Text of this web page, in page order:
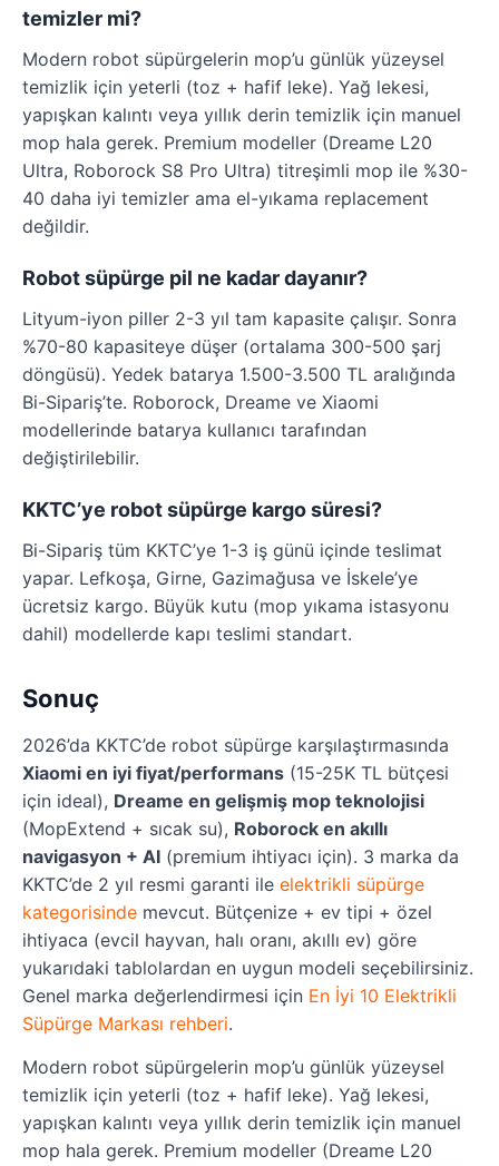
temizler mi?
Modern robot süpürgelerin mop’u günlük yüzeysel
temizlik için yeterli (toz + hafif leke). Yağ lekesi,
yapışkan kalıntı veya yıllık derin temizlik için manuel
mop hala gerek. Premium modeller (Dreame L20
Ultra, Roborock S8 Pro Ultra) titreşimli mop ile %30-
40 daha iyi temizler ama el-yıkama replacement
değildir.
Robot süpürge pil ne kadar dayanır?
Lityum-iyon piller 2-3 yıl tam kapasite çalışır. Sonra
%70-80 kapasiteye düşer (ortalama 300-500 şarj
döngüsü). Yedek batarya 1.500-3.500 TL aralığında
Bi-Sipariş’te. Roborock, Dreame ve Xiaomi
modellerinde batarya kullanıcı tarafından
değiştirilebilir.
KKTC’ye robot süpürge kargo süresi?
Bi-Sipariş tüm KKTC’ye 1-3 iş günü içinde teslimat
yapar. Lefkoşa, Girne, Gazimağusa ve İskele’ye
ücretsiz kargo. Büyük kutu (mop yıkama istasyonu
dahil) modellerde kapı teslimi standart.
Sonuç
2026’da KKTC’de robot süpürge karşılaştırmasında
Xiaomi en iyi fiyat/performans (15-25K TL bütçesi
için ideal), Dreame en gelişmiş mop teknolojisi
(MopExtend + sıcak su), Roborock en akıllı
navigasyon + AI (premium ihtiyacı için). 3 marka da
KKTC’de 2 yıl resmi garanti ile elektrikli süpürge
kategorisinde mevcut. Bütçenize + ev tipi + özel
ihtiyaca (evcil hayvan, halı oranı, akıllı ev) göre
yukarıdaki tablolardan en uygun modeli seçebilirsiniz.
Genel marka değerlendirmesi için En İyi 10 Elektrikli
Süpürge Markası rehberi.
Modern robot süpürgelerin mop’u günlük yüzeysel
temizlik için yeterli (toz + hafif leke). Yağ lekesi,
yapışkan kalıntı veya yıllık derin temizlik için manuel
mop hala gerek. Premium modeller (Dreame L20